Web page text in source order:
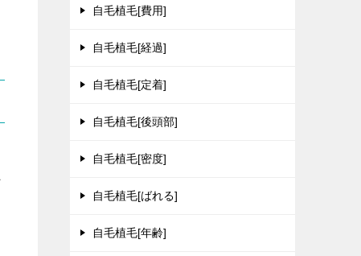
自毛植毛[費用]
自毛植毛[経過]
自毛植毛[定着]
自毛植毛[後頭部]
自毛植毛[密度]
自毛植毛[ばれる]
自毛植毛[年齢]